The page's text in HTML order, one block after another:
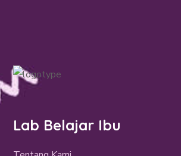
Lab Belajar Ibu